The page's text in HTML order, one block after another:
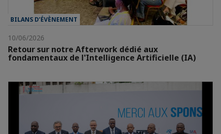
BILANS D’ÉVÈNEMENT
10/06/2026
Retour sur notre Afterwork dédié aux
fondamentaux de l'Intelligence Artificielle (IA)